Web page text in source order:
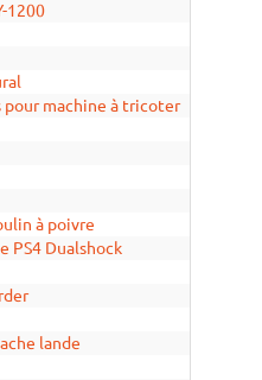
1200
pour machine à tricoter
à poivre
PS4 Dualshock
lande